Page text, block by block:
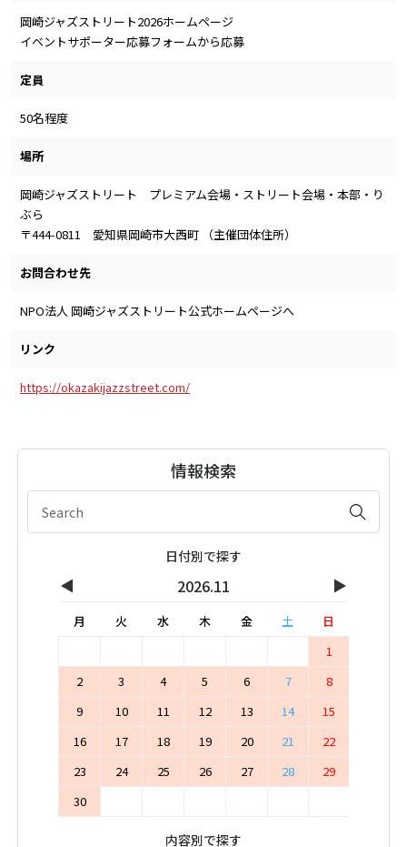
岡崎ジャズストリート2026ホームページ
イベントサポーター応募フォームから応募
定員
50名程度
場所
岡崎ジャズストリート プレミアム会場・ストリート会場・本部・り
ぶら
〒444-0811 愛知県岡崎市大西町 （主催団体住所）
お問合わせ先
NPO法人 岡崎ジャズストリート公式ホームページへ
リンク
https://okazakijazzstreet.com/
情報検索
日付別で探す
◀ 2026.11 ▶
月 火 水 木 金 土
日
1
2
3 4 5 6 7
8
9
10 11 12 13 14
15
16
17 18 19 20 21
22
23
24 25 26 27 28
29
30
内容別で探す